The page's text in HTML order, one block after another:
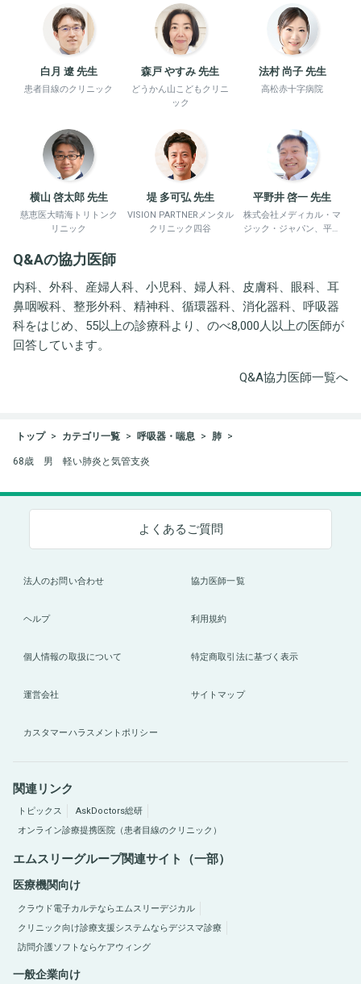
白月 遼 先生
患者目線のクリニック
森戸 やすみ 先生
どうかん山こどもクリニ
ック
法村 尚子 先生
高松赤十字病院
横山 啓太郎 先生
慈恵医大晴海トリトンク
リニック
堤 多可弘 先生
VISION PARTNERメンタル
クリニック四谷
平野井 啓一 先生
株式会社メディカル・マ
ジック・ジャパン、平野
Q&Aの協力医師
内科、外科、産婦人科、小児科、婦人科、皮膚科、眼科、耳
鼻咽喉科、整形外科、精神科、循環器科、消化器科、呼吸器
科をはじめ、55以上の診療科より、のべ8,000人以上の医師が
回答しています。
Q&A協力医師一覧へ
トップ カテゴリ一覧 呼吸器・喘息 肺
68歳 男 軽い肺炎と気管支炎
よくあるご質問
法人のお問い合わせ 協力医師一覧
ヘルプ 利用規約
個人情報の取扱について 特定商取引法に基づく表示
運営会社 サイトマップ
カスタマーハラスメントポリシー
関連リンク
トピックス
AskDoctors総研
オンライン診療提携医院（患者目線のクリニック）
エムスリーグループ関連サイト（一部）
医療機関向け
クラウド電子カルテならエムスリーデジカル
クリニック向け診療支援システムならデジスマ診療
訪問介護ソフトならケアウィング
一般企業向け